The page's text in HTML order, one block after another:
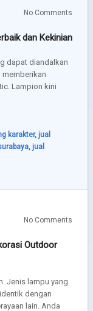
No Comments
dan Kekinian
dapat diandalkan
memberikan
Lampion kini
karakter, jual
, jual
No Comments
Outdoor
Jenis lampu yang
dengan
lain. Anda